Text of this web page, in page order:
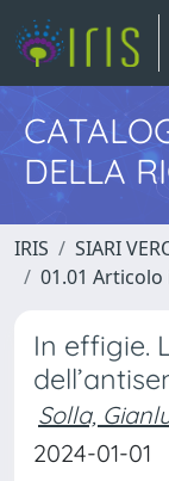
DELLA
IRIS SIARI
01.01 Articolo
In effigie.
Solla,
2024-01-01